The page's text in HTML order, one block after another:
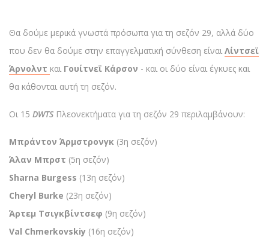
Θα δούμε μερικά γνωστά πρόσωπα για τη σεζόν 29, αλλά δύο
που δεν θα δούμε στην επαγγελματική σύνθεση είναι Λίντσεϊ
Άρνολντ και Γουίτνεϊ Κάρσον - και οι δύο είναι έγκυες και
θα κάθονται αυτή τη σεζόν.
Οι 15 DWTS Πλεονεκτήματα για τη σεζόν 29 περιλαμβάνουν:
Μπράντον Άρμστρονγκ (3η σεζόν)
Άλαν Μπρστ (5η σεζόν)
Sharna Burgess (13η σεζόν)
Cheryl Burke (23η σεζόν)
Άρτεμ Τσιγκβίντσεφ (9η σεζόν)
Val Chmerkovskiy (16η σεζόν)